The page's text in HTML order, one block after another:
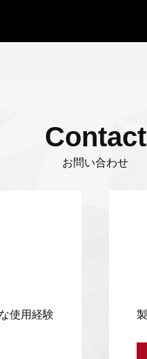
Contact
お問い合わせ
使用経験